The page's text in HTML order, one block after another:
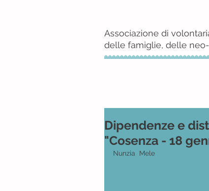
Associazione di
delle famiglie, delle
Dipendenze e
"Cosenza - 18
Nunzia  Mele